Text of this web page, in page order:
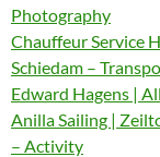
Photography
Chauffeur Service
Schiedam –
Edward Hagens |
Anilla Sailing |
– Activity